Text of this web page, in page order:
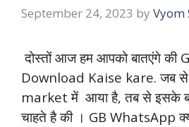
September 24, 2023 by Vyom
दोस्तों आज हम आपको बातएंगे की
Download Kaise kare. जब
market में आया है, तब से इसके
चाहते है की । GB WhatsApp